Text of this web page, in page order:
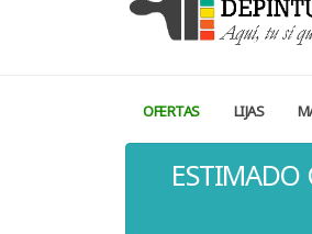
OFERTAS LIJAS
ESTIMADO